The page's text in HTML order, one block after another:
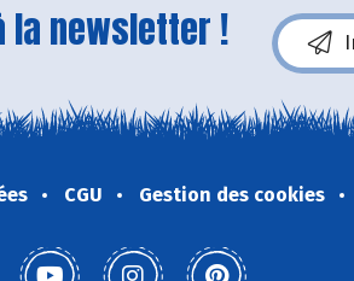
la newsletter !
CGU Gestion des cookies